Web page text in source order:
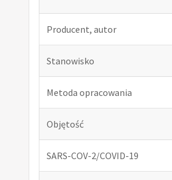
Producent, autor
Stanowisko
Metoda opracowania
Objętość
SARS-COV-2/COVID-19